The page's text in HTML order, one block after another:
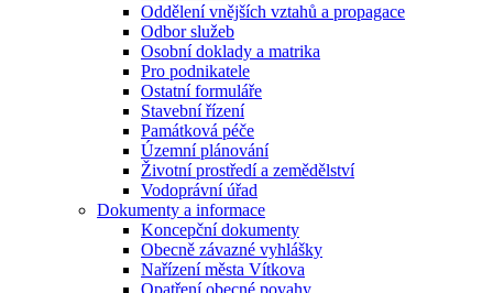
Oddělení vnějších vztahů a propagace
Odbor služeb
Osobní doklady a matrika
Pro podnikatele
Ostatní formuláře
Stavební řízení
Památková péče
Územní plánování
Životní prostředí a zemědělství
Vodoprávní úřad
Dokumenty a informace
Koncepční dokumenty
Obecně závazné vyhlášky
Nařízení města Vítkova
Opatření obecné povahy